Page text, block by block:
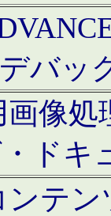
バッ
画像
ドキ
ンテ